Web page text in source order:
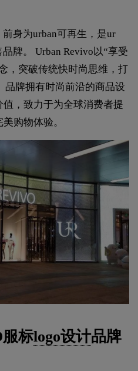
身为urban可再生，是ur
牌。 Urban Revivo以“享受
，突破传统快时尚思维，打
品牌拥有时尚前沿的商品设
，致力于为全球消费者提
购物体验。
标logo设计品牌